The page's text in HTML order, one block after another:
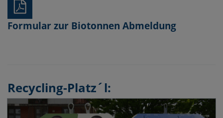
Formular zur Biotonnen Abmeldung
Recycling-Platz´l: